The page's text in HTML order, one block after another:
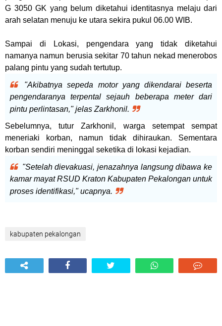
G 3050 GK yang belum diketahui identitasnya melaju dari
arah selatan menuju ke utara sekira pukul 06.00 WIB.
Sampai di Lokasi, pengendara yang tidak diketahui
namanya namun berusia sekitar 70 tahun nekad menerobos
palang pintu yang sudah tertutup.
"Akibatnya sepeda motor yang dikendarai beserta
pengendaranya terpental sejauh beberapa meter dari
pintu perlintasan," jelas Zarkhonil.
Sebelumnya, tutur Zarkhonil, warga setempat sempat
meneriaki korban, namun tidak dihiraukan. Sementara
korban sendiri meninggal seketika di lokasi kejadian.
"Setelah dievakuasi, jenazahnya langsung dibawa ke
kamar mayat RSUD Kraton Kabupaten Pekalongan untuk
proses identifikasi," ucapnya.
kabupaten pekalongan